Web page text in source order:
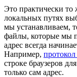
Это практически то
локальных путях
мы устанавливаем,
файлы, которые мы
адрес всегда
Например, протокол
строке браузеров
только сам адрес.